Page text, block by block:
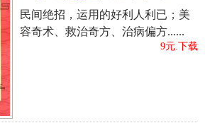
民间绝招，运用的好利人利已；美
容奇术、救治奇方、治病偏方......
9元.下载